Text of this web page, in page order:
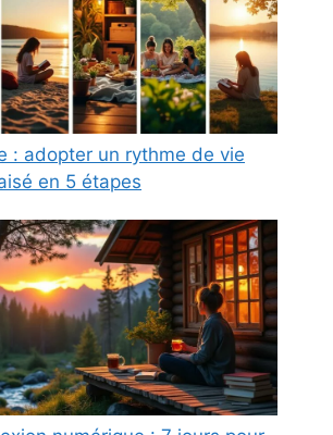
: adopter un rythme de vie
en 5 étapes